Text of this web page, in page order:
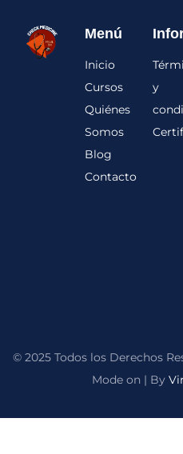
Menú
Inicio
Cursos
Quiénes
Somos
Blog
Contacto
y
© 2025 Todos los Derechos
Mode on | By